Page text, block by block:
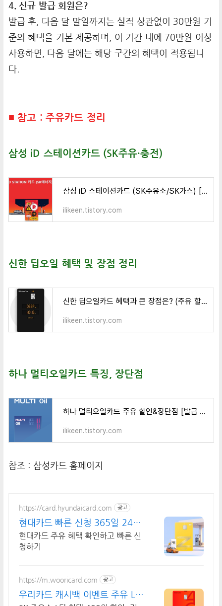
4. 신규 발급 회원은?
발급 후, 다음 달 말일까지는 실적 상관없이 30만원 기
준의 혜택을 기본 제공하며, 이 기간 내에 70만원 이상
사용하면, 다음 달에는 해당 구간의 혜택이 적용됩니
다.
■ 참고 : 주유카드 정리
삼성 iD 스테이션카드 (SK주유·충전)
삼성 iD 스테이션카드 (SK주유소/SK가스) [주유 할인카드]
ilikeen.tistory.com
신한 딥오일 혜택 및 장점 정리
신한 딥오일카드 혜택과 큰 장점은? (주유 할인카드 추천)
ilikeen.tistory.com
하나 멀티오일카드 특징, 장단점
하나 멀티오일카드 주유 할인&장단점 [발급 후기]
ilikeen.tistory.com
참조 : 삼성카드 홈페이지
https://card.hyundaicard.com 광고
현대카드 빠른 신청 365일 24시
간 신청 가능
현대카드 주유 혜택 확인하고 빠른 신
청하기
https://m.wooricard.com 광고
우리카드 캐시백 이벤트 주유 L당